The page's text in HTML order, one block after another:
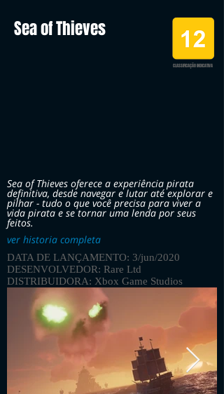
Sea of Thieves
CLASSIFICAÇÃO INDICATIVA
Sea of Thieves oferece a experiência pirata
definitiva, desde navegar e lutar até explorar e
pilhar - tudo o que você precisa para viver a
vida pirata e se tornar uma lenda por seus
feitos.
ver historia completa
DATA DE LANÇAMENTO: 3/jun/2020
DESENVOLVEDOR: Rare Ltd
DISTRIBUIDORA: Xbox Game Studios